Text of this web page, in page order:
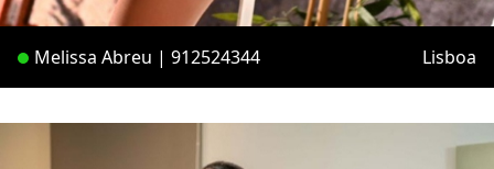
Melissa Abreu | 912524344 Lisboa